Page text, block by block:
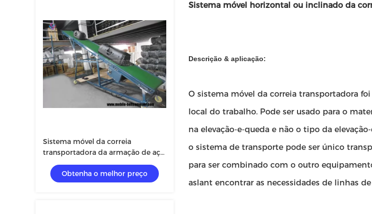
Sistema móvel da correia
transportadora da armação de aço
altamente eficiente com superfície
lisa
Obtenha o melhor preço
Sistema móvel horizontal ou inclinado da
Descrição & aplicação:
O sistema móvel da correia transportadora
local do trabalho. Pode ser usado para o
na elevação-e-queda e não o tipo da
o sistema de transporte pode ser único
para ser combinado com o outro
aslant encontrar as necessidades de linhas